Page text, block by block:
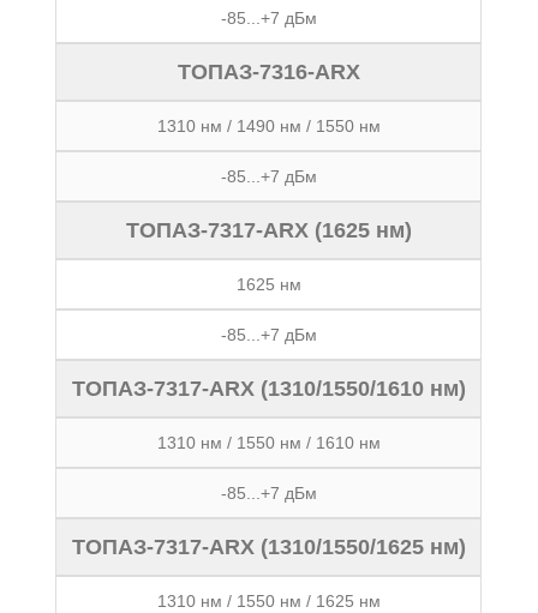
-85...+7 дБм
ТОПАЗ-7316-ARX
1310 нм / 1490 нм / 1550 нм
-85...+7 дБм
ТОПАЗ-7317-ARX (1625 нм)
1625 нм
-85...+7 дБм
ТОПАЗ-7317-ARX (1310/1550/1610 нм)
1310 нм / 1550 нм / 1610 нм
-85...+7 дБм
ТОПАЗ-7317-ARX (1310/1550/1625 нм)
1310 нм / 1550 нм / 1625 нм